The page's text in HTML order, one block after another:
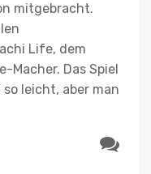
mitgebracht.
Life, dem
Macher. Das Spiel
leicht, aber man